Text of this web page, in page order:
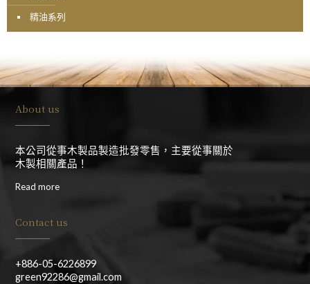
精油系列
About us
本公司從事木製品製造批發零售，主要從事關於
木製相關產品！
Read more
Contact us
+886-05-6226899
green92286@gmail.com